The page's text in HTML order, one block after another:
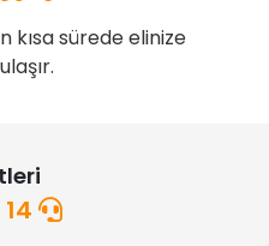
kısa sürede elinize
ulaşır.
14